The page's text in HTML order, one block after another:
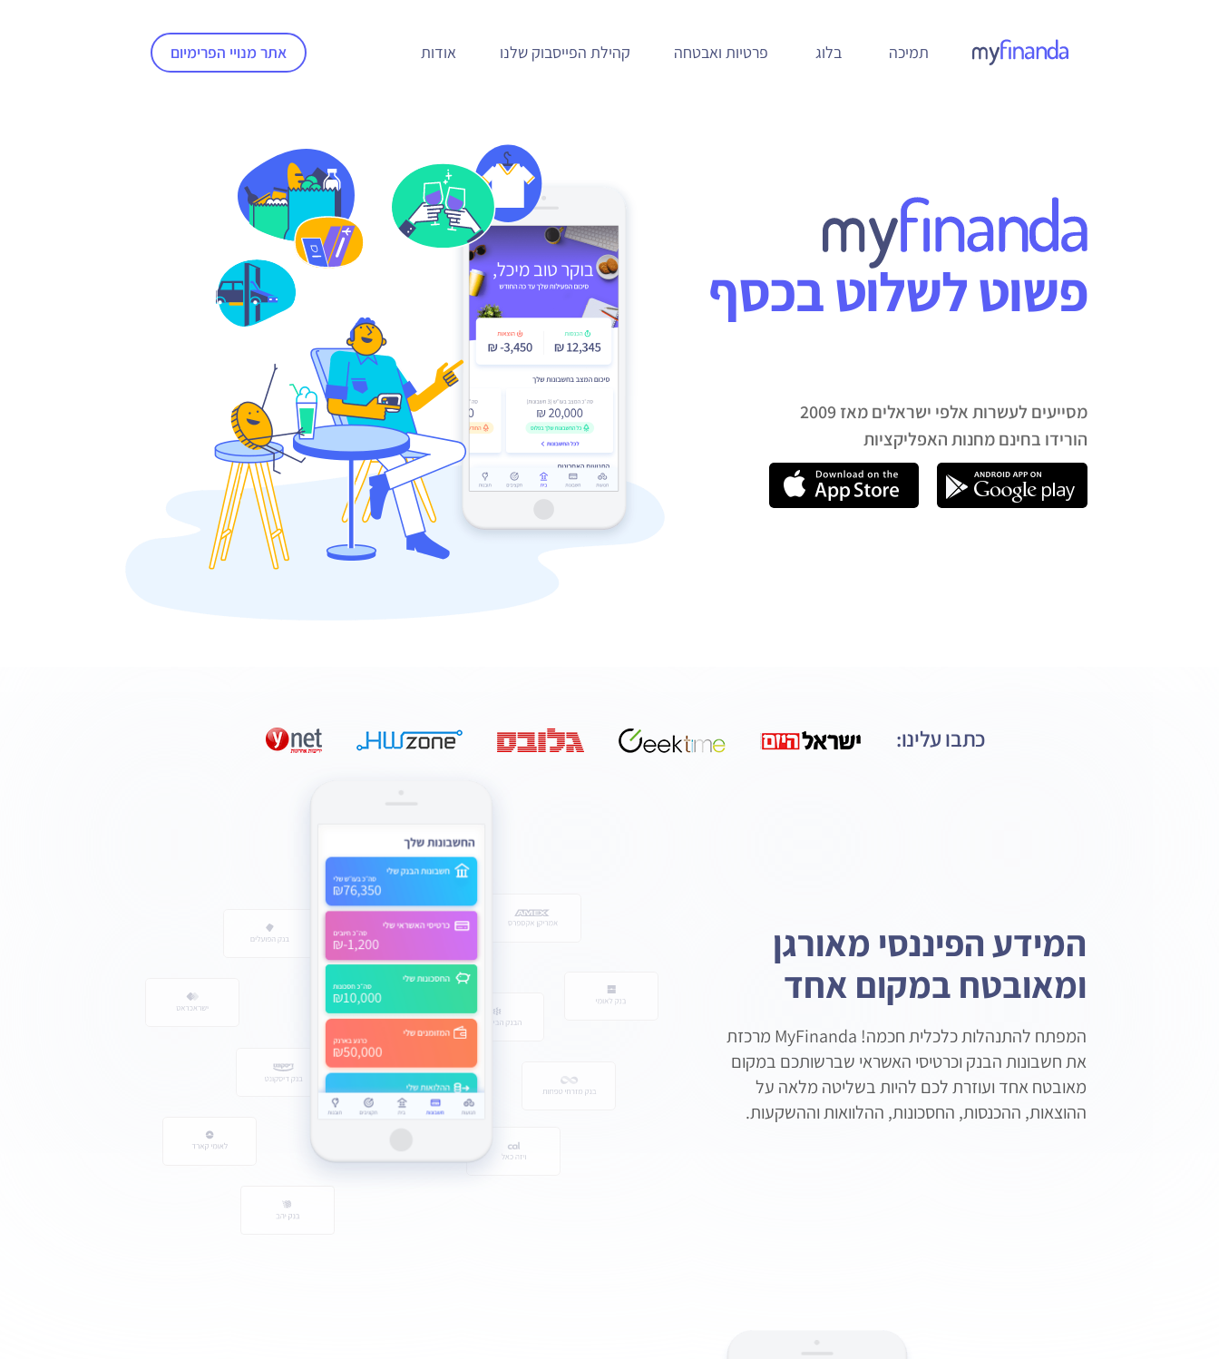
תמיכה בלוג פרטיות ואבטחה קהילת הפייסבוק שלנו אודות אתר מנויי הפרימיום
פשוט לשלוט בכסף
מסייעים לעשרות אלפי ישראלים מאז 2009
הורידו בחינם מחנות האפליקציות
כתבו עלינו:
המידע הפיננסי מאורגן
ומאובטח במקום אחד
המפתח להתנהלות כלכלית חכמה! MyFinanda מרכזת
את חשבונות הבנק וכרטיסי האשראי שברשותכם במקום
מאובטח אחד ועוזרת לכם להיות בשליטה מלאה על
ההוצאות, ההכנסות, החסכונות, ההלוואות וההשקעות.